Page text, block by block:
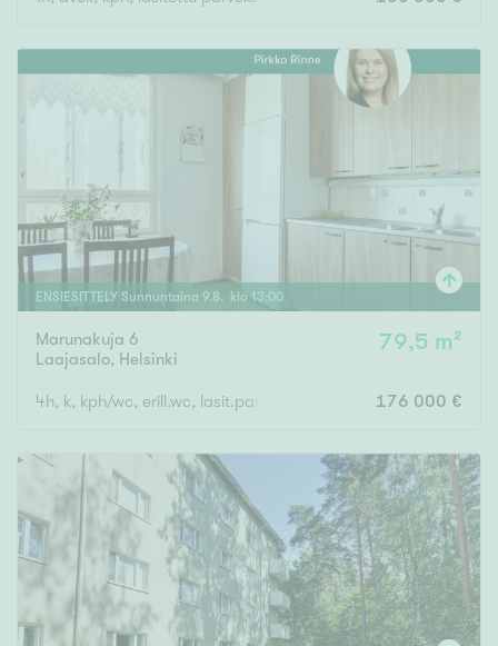
Rakennusvuosi
Uudiskohteet
Vain uudiskohteet Ei uudiskohteita
Arvokohteet
Vain arvokohteet Ei arvokohteita
Kunto
Hyvä
Tyydyttävä
Välttävä
Ominaisuudet
ENSIESITTELY Sunnuntaina 9.8. klo 13:00
Marunakuja 6
Laajasalo, Helsinki
79,5 m²
4h, k, kph/wc, erill.wc, lasit.parveke 176 000 €